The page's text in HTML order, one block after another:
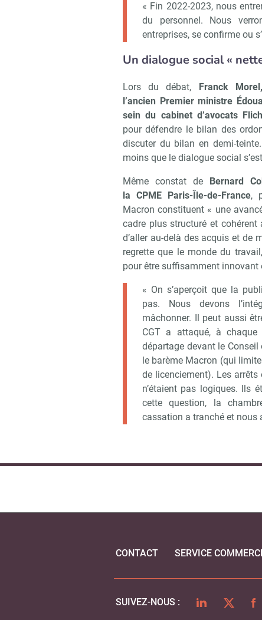
« Fin 2022-2023, nous
du personnel. Nous
entreprises, se confirme ou
Un dialogue social «
Lors du débat, Franck
l’ancien Premier ministre
sein du cabinet d’avocats
pour défendre le bilan des
discuter du bilan en demi-
moins que le dialogue social
Même constat de Bernard
la CPME Paris-Île-de-France,
Macron constituent « une
cadre plus structuré et
d’aller au-delà des acquis et de
regrette que le monde du
pour être suffisamment innovant
« On s’aperçoit que la
pas. Nous devons
mâchonner. Il peut aussi
CGT a attaqué, à
départage devant le Conseil
le barème Macron (qui
de licenciement). Les arrêts
n’étaient pas logiques. Ils
cette question, la
cassation a tranché et nous
CONTACT SERVICE
SUIVEZ-NOUS : LINKEDINTWITTER